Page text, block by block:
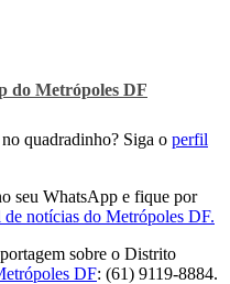
do Metrópoles DF
quadradinho? Siga o perfil
seu WhatsApp e fique por
de notícias do Metrópoles DF.
sobre o Distrito
DF: (61) 9119-8884.